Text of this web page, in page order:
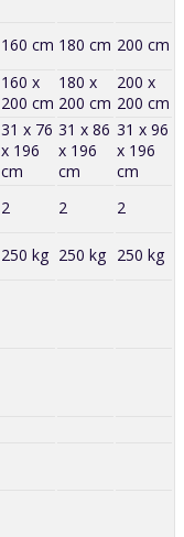
160 cm 180 cm 200 cm
160 x
200 cm
180 x
200 cm
200 x
200 cm
31 x 76
x 196
cm
31 x 86
x 196
cm
31 x 96
x 196
cm
2 2
2
250 kg 250 kg 250 kg